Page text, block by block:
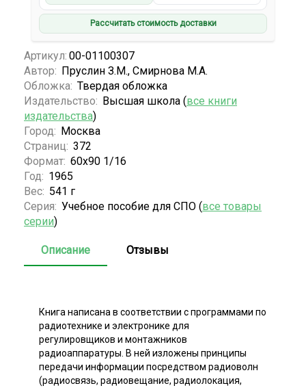
Рассчитать стоимость доставки
Артикул: 00-01100307
Автор: Пруслин З.М., Смирнова М.А.
Обложка: Твердая обложка
Издательство: Высшая школа (все книги
издательства)
Город: Москва
Страниц: 372
Формат: 60х90 1/16
Год: 1965
Вес: 541 г
Серия: Учебное пособие для СПО (все товары
серии)
Описание Отзывы
Книга написана в соответствии с программами по
радиотехнике и электронике для
регулировщиков и монтажников
радиоаппаратуры. В ней изложены принципы
передачи информации посредством радиоволн
(радиосвязь, радиовещание, радиолокация,